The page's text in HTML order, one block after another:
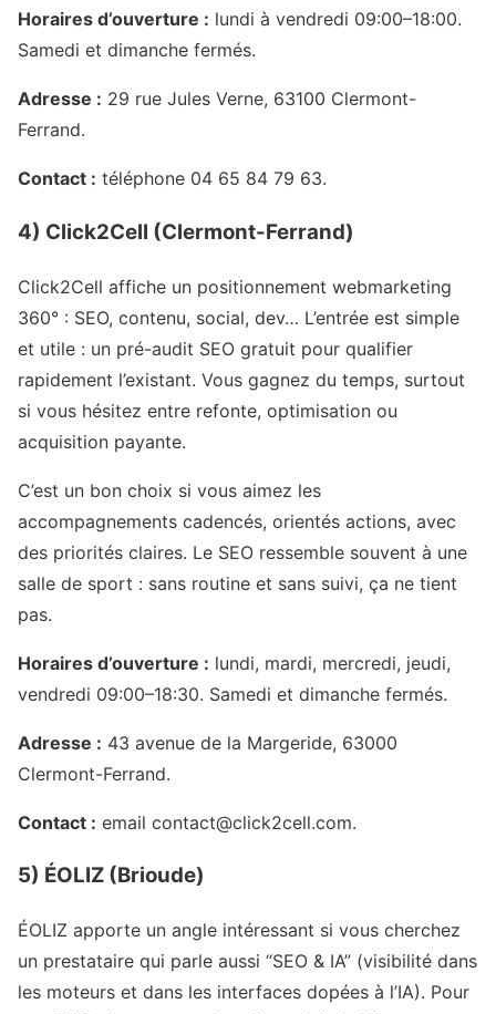
Horaires d’ouverture : lundi à vendredi 09:00–18:00.
Samedi et dimanche fermés.
Adresse : 29 rue Jules Verne, 63100 Clermont-
Ferrand.
Contact : téléphone 04 65 84 79 63.
4) Click2Cell (Clermont-Ferrand)
Click2Cell affiche un positionnement webmarketing
360° : SEO, contenu, social, dev… L’entrée est simple
et utile : un pré-audit SEO gratuit pour qualifier
rapidement l’existant. Vous gagnez du temps, surtout
si vous hésitez entre refonte, optimisation ou
acquisition payante.
C’est un bon choix si vous aimez les
accompagnements cadencés, orientés actions, avec
des priorités claires. Le SEO ressemble souvent à une
salle de sport : sans routine et sans suivi, ça ne tient
pas.
Horaires d’ouverture : lundi, mardi, mercredi, jeudi,
vendredi 09:00–18:30. Samedi et dimanche fermés.
Adresse : 43 avenue de la Margeride, 63000
Clermont-Ferrand.
Contact : email contact@click2cell.com.
5) ÉOLIZ (Brioude)
ÉOLIZ apporte un angle intéressant si vous cherchez
un prestataire qui parle aussi “SEO & IA” (visibilité dans
les moteurs et dans les interfaces dopées à l’IA). Pour